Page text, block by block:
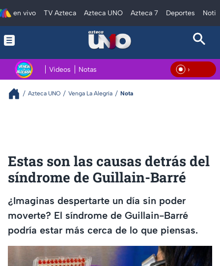
en vivo TV Azteca Azteca UNO Azteca 7 Deportes
Videos Notas En
Azteca UNO Venga La Alegría Nota
Estas son las causas detrás del
síndrome de Guillain-Barré
¿Imaginas despertarte un día sin poder
moverte? El síndrome de Guillain-Barré
podría estar más cerca de lo que piensas.